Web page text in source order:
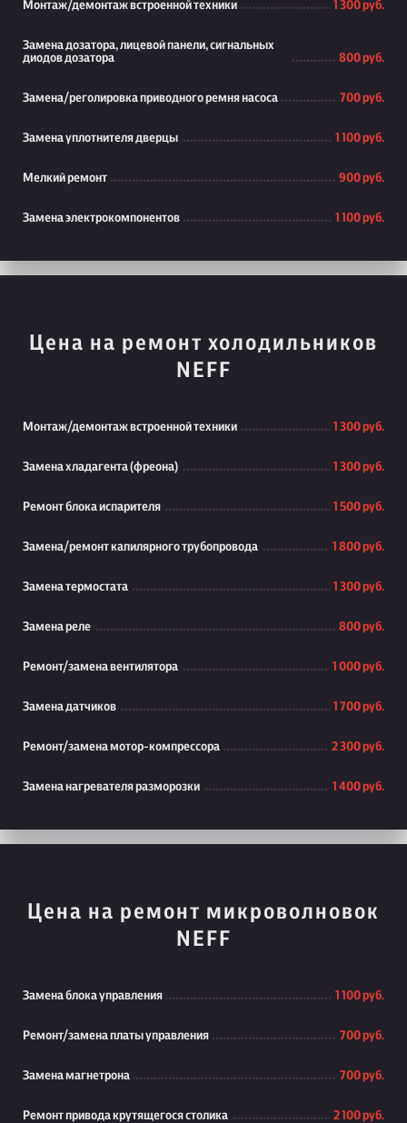
Монтаж/демонтаж встроенной техники 1 300 руб.
Замена дозатора, лицевой панели, сигнальных
диодов дозатора
800 руб.
Замена/реголировка приводного ремня насоса 700 руб.
Замена уплотнителя дверцы 1 100 руб.
Мелкий ремонт 900 руб.
Замена электрокомпонентов 1 100 руб.
Цена на ремонт холодильников
NEFF
Монтаж/демонтаж встроенной техники 1 300 руб.
Замена хладагента (фреона) 1 300 руб.
Ремонт блока испарителя 1 500 руб.
Замена/ремонт капилярного трубопровода 1 800 руб.
Замена термостата 1 300 руб.
Замена реле 800 руб.
Ремонт/замена вентилятора 1 000 руб.
Замена датчиков 1 700 руб.
Ремонт/замена мотор-компрессора 2 300 руб.
Замена нагревателя разморозки 1 400 руб.
Цена на ремонт микроволновок
NEFF
Замена блока управления 1 100 руб.
Ремонт/замена платы управления 700 руб.
Замена магнетрона 700 руб.
Ремонт привода крутящегося столика 2 100 руб.